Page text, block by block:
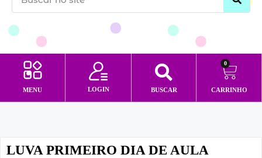
MENU LOGIN BUSCAR
0
CARRINHO
LUVA PRIMEIRO DIA DE AULA